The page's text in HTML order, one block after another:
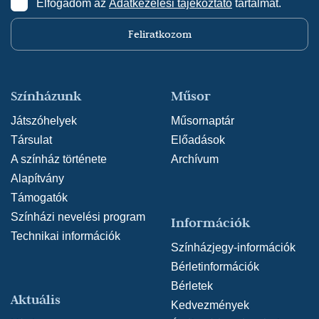
- Gádor Béla - Szenes Iván: Állami áruház
(2018/2019) - Drucker Péter, Karmester -
Kelemen László Kamaraszínház(rendező:
Juhász Levente - Galambos Attila - Szente Vajk:
A beszélő köntös (2018/2019) - Vezényel -
Nagyszínház
(rendező: Szente Vajk)
Alan Menken - Cheri Steinkellner - Bill
Steinkellner: Apáca show (2017/2018) -
Karmester - Szegedi Szabadtéri Játékok
(rendező: Szente Vajk)
Alan Menken - Cheri Steinkellner - Bill
Steinkellner: Apáca show (2017/2018) -
Karmester - Zikkurat Színpadi Ügynökség
Kálmán Imre - Leo Stein: Csárdáskirálynő
Elfogadom az Adatkezelési tájékoztató tartalmát.
Feliratkozom
Színházunk
Játszóhelyek
Társulat
A színház története
Alapítvány
Támogatók
Színházi nevelési program
Technikai információk
Műsor
Műsornaptár
Előadások
Archívum
Aktuális
Információk
Színházjegy-információk
Bérletinformációk
Bérletek
Kedvezmények